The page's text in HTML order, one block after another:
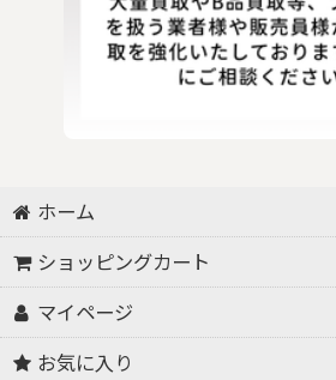
ホーム
ショッピングカート
マイページ
お気に入り